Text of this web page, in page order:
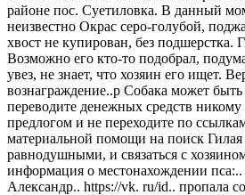
районе пос. Суетиловка. В данный
неизвестно Окрас серо-голубой,
хвост не купирован, без подшерстка.
Возможно его кто-то подобрал,
увез, не знает, что хозяин его ищет.
вознаграждение..р Собака может
переводите денежных средств
предлогом и не переходите по
материальной помощи на поиск Гилая
равнодушными, и связаться с
информация о местонахождении
Александр.. https://vk. ru/id.. пропала